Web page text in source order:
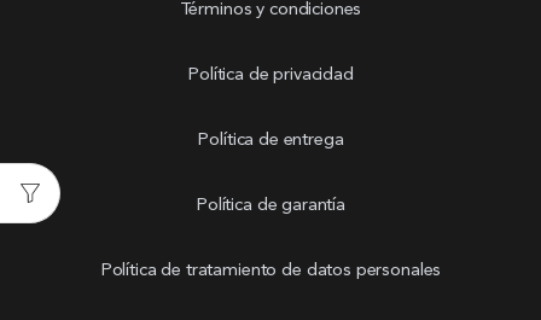
Términos y condiciones
Política de privacidad
Política de entrega
Política de garantía
Política de tratamiento de datos personales